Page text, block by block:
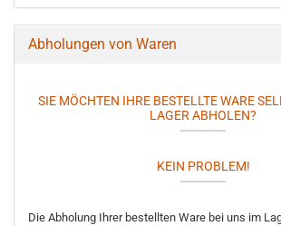
Abholungen von Waren
SIE MÖCHTEN IHRE BESTELLTE WARE
LAGER ABHOLEN?
KEIN PROBLEM!
Die Abholung Ihrer bestellten Ware bei uns im